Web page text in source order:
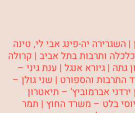
יה-פינג אבי לי, טינה
ותרבות בתל אביב | קרולה
גתה | גיורא אנגל | ענת גיני –
התרבות והספורט | שני גולן –
אברמוביץ' – תיאטרון
בלט – משרד החוץ | תמר